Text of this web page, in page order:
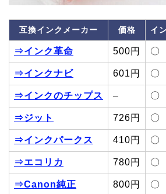
互換インクメーカー 価格 イ
⇒インク革命 500円 〇
⇒インクナビ 601円 〇
⇒インクのチップス – 〇
⇒ジット 726円 〇
⇒インクパークス 410円 〇
⇒エコリカ 780円 〇
⇒Canon純正 800円 〇